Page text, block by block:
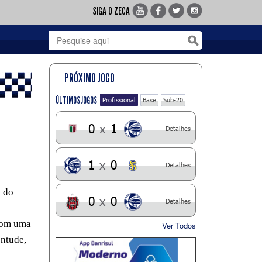
SIGA O ZECA
do
uma
PRÓXIMO JOGO
ÚLTIMOS JOGOS Profissional Base Sub-20
0 x 1 Detalhes
1 x 0 Detalhes
0 x 0 Detalhes
Ver Todos